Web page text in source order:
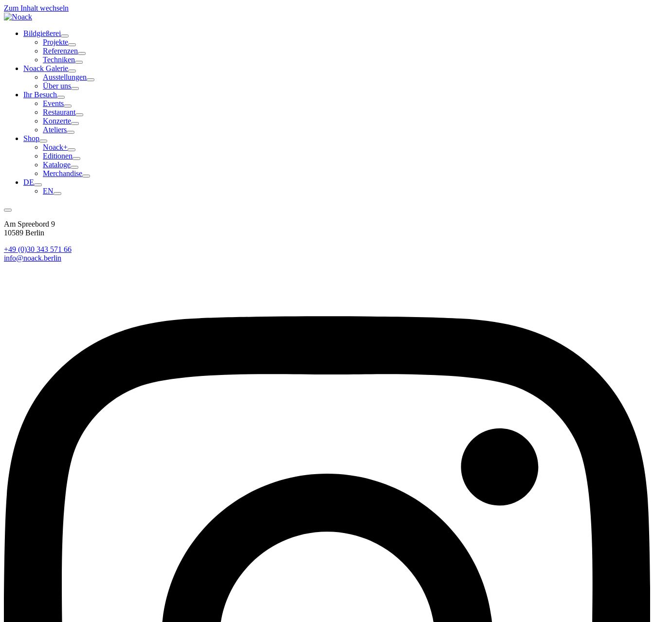
Zum Inhalt wechseln
Bildgießerei
Projekte
Referenzen
Techniken
Noack Galerie
Ausstellungen
Über uns
Ihr Besuch
Events
Restaurant
Konzerte
Ateliers
Shop
Noack+
Editionen
Kataloge
Merchandise
DE
EN
Am Spreebord 9
10589 Berlin
+49 (0)30 343 571 66
info@noack.berlin